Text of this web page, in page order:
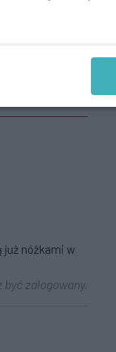
nóżkami w
zalogowany.